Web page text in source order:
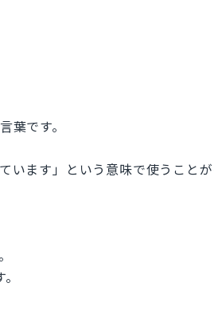
葉です。
います」という意味で使うこと